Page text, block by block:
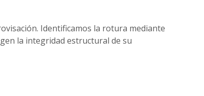
Identificamos la rotura mediante
la integridad estructural de su